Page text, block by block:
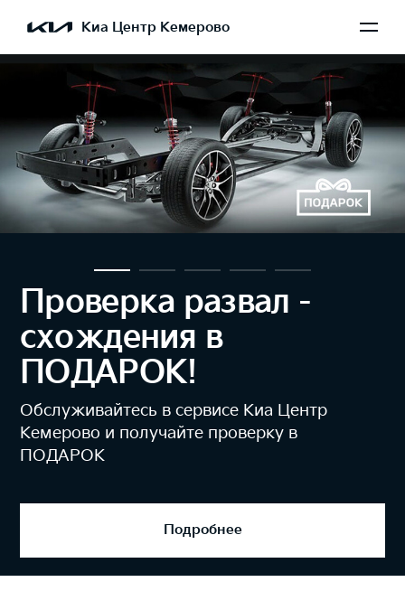
Киа Центр Кемерово
Проверка уровня
света фар при
прохождении ТО –
БЕСПЛАТНО!
На одном из самых высокотехнологичных
приборов - MAHA MLT 3000
Подробнее